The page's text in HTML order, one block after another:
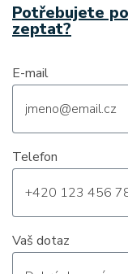
Potřebujete
zeptat?
E-mail
Telefon
Vaš dotaz